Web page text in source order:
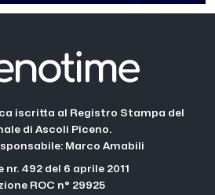
iscritta al Registro Stampa del
di Ascoli Piceno.
Marco Amabili
nr. 492 del 6 aprile 2011
ROC n° 29925